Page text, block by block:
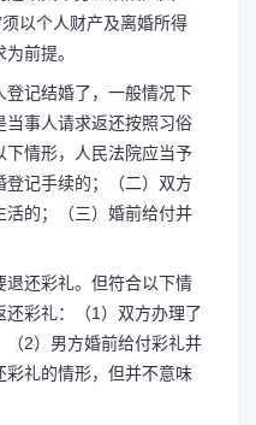
以个人财产及离婚所得
前提。
记结婚了，一般情况下
事人请求返还按照习俗
情形，人民法院应当予
记手续的；（二）双方
的；（三）婚前给付并
还彩礼。但符合以下情
彩礼：（1）双方办理了
2）男方婚前给付彩礼并
礼的情形，但并不意味
满两年离婚，
，法院或许需考
首先，双方虽已